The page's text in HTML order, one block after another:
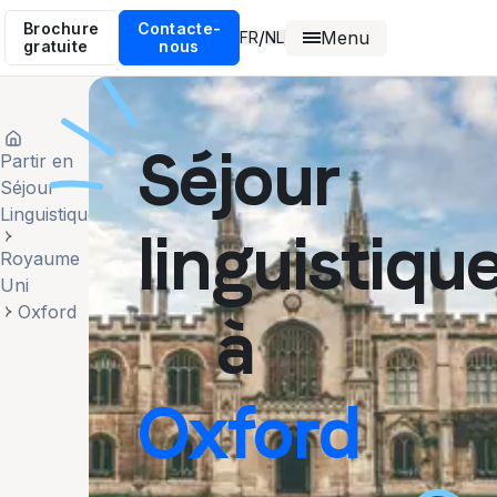
Brochure
gratuite
Contacte-
nous
FR/NL Menu
Partir en
Séjour
Linguistique
Royaume
Uni
Oxford
Séjour
à
Oxford